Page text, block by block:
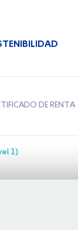
DE RENTA
1)